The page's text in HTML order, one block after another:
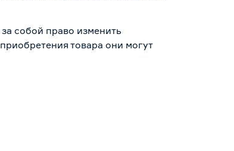
собой право изменить
товара они могут